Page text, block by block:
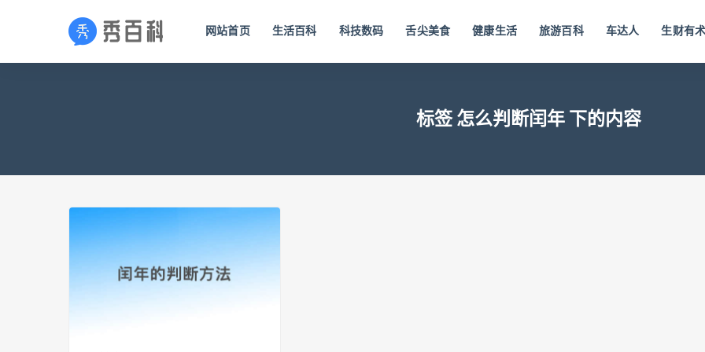
网站首页 生活百科 科技数码 舌尖美食 健康生活 旅游百科 车达人 生财有
标签 怎么判断闰年 下的内容